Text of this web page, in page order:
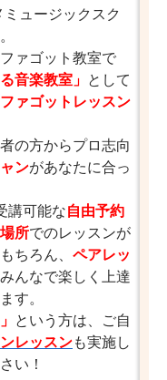
ュージックスク
ァゴット教室で
音楽教室」 として
ァゴットレッスン
の方からプロ志向
ンがあなたに合っ
講可能な自由予約
所でのレッスンが
ちろん、 ペアレッ
んなで楽しく上達
す。
という方は、ご自
レッスンも実施し
い！